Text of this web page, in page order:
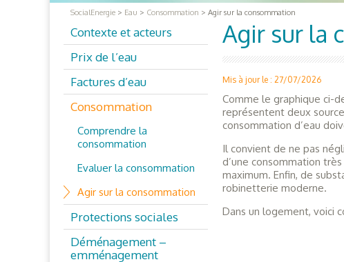
SocialEnergie > Eau > Consommation > Agir sur la consommation
Contexte et acteurs
Prix de l’eau
Factures d’eau
Consommation
Comprendre la
consommation
Evaluer la consommation
Agir sur la consommation
Protections sociales
Déménagement –
emménagement
Agir sur la
Mis à jour le : 27/07/2026
Comme le graphique ci-
représentent deux
consommation d’eau
Il convient de ne pas
d’une consommation
maximum. Enfin, de
robinetterie moderne.
Dans un logement, voici